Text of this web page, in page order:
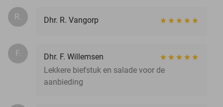
R. Dhr. R. Vangorp
F.
Dhr. F. Willemsen
Lekkere biefstuk en salade voor de
aanbieding